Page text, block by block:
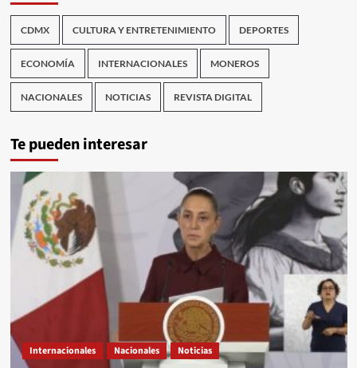
CDMX CULTURA Y ENTRETENIMIENTO DEPORTES
ECONOMÍA INTERNACIONALES MONEROS
NACIONALES NOTICIAS REVISTA DIGITAL
Te pueden interesar
Internacionales Nacionales Noticias